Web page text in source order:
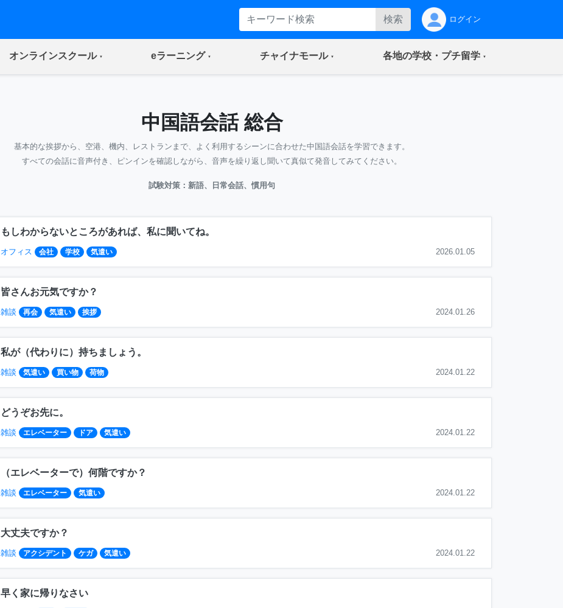
検索 ログイン
オンラインスクール(current) eラーニング(current) チャイナモール(current) 各地の学校・プチ留学(current)
中国語会話 総合
基本的な挨拶から、空港、機内、レストランまで、よく利用するシーンに合わせた中国語会話を学習できます。
すべての会話に音声付き、ピンインを確認しながら、音声を繰り返し聞いて真似て発音してみてください。
試験対策：新語、日常会話、慣用句
もしわからないところがあれば、私に聞いてね。
オフィス 会社 学校 気遣い 2026.01.05
皆さんお元気ですか？
雑談 再会 気遣い 挨拶 2024.01.26
私が（代わりに）持ちましょう。
雑談 気遣い 買い物 荷物 2024.01.22
どうぞお先に。
雑談 エレベーター ドア 気遣い 2024.01.22
（エレベーターで）何階ですか？
雑談 エレベーター 気遣い 2024.01.22
大丈夫ですか？
雑談 アクシデント ケガ 気遣い 2024.01.22
早く家に帰りなさい